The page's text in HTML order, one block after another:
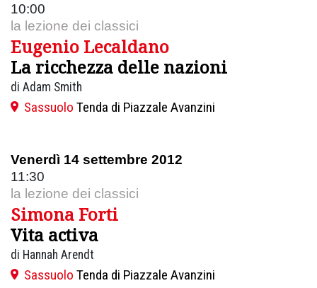
10:00
la lezione dei classici
Eugenio Lecaldano
La ricchezza delle nazioni
di Adam Smith
Sassuolo Tenda di Piazzale Avanzini
Venerdì 14 settembre 2012
11:30
la lezione dei classici
Simona Forti
Vita activa
di Hannah Arendt
Sassuolo Tenda di Piazzale Avanzini